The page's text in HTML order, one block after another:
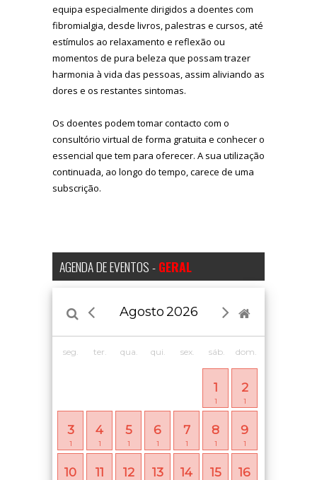
equipa especialmente dirigidos a doentes com
fibromialgia, desde livros, palestras e cursos, até
estímulos ao relaxamento e reflexão ou
momentos de pura beleza que possam trazer
harmonia à vida das pessoas, assim aliviando as
dores e os restantes sintomas.
Os doentes podem tomar contacto com o
consultório virtual de forma gratuita e conhecer o
essencial que tem para oferecer. A sua utilização
continuada, ao longo do tempo, carece de uma
subscrição.
AGENDA DE EVENTOS -GERAL
Agosto2026
seg. ter. qua. qui. sex. sáb. dom.
1
1
2
1
3
1
4
1
5
1
6
1
7
1
8
1
9
1
10 11 12 13 14 15 16